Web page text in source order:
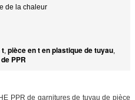
de la chaleur
t, pièce en t en plastique de tuyau,
PPR
PPR de garnitures de tuyau de pièce